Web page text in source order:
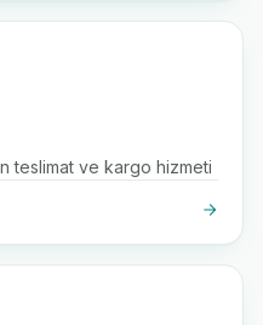
teslimat ve kargo hizmeti